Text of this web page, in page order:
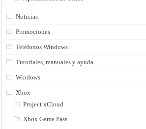
Noticias
Promociones
Teléfonos Windows
Tutoriales, manuales y ayuda
Windows
Xbox
Project xCloud
Xbox Game Pass